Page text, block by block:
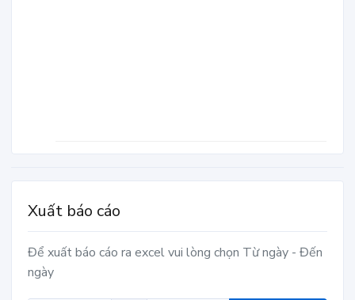
Xuất báo cáo
Để xuất báo cáo ra excel vui lòng chọn Từ ngày - Đến
ngày